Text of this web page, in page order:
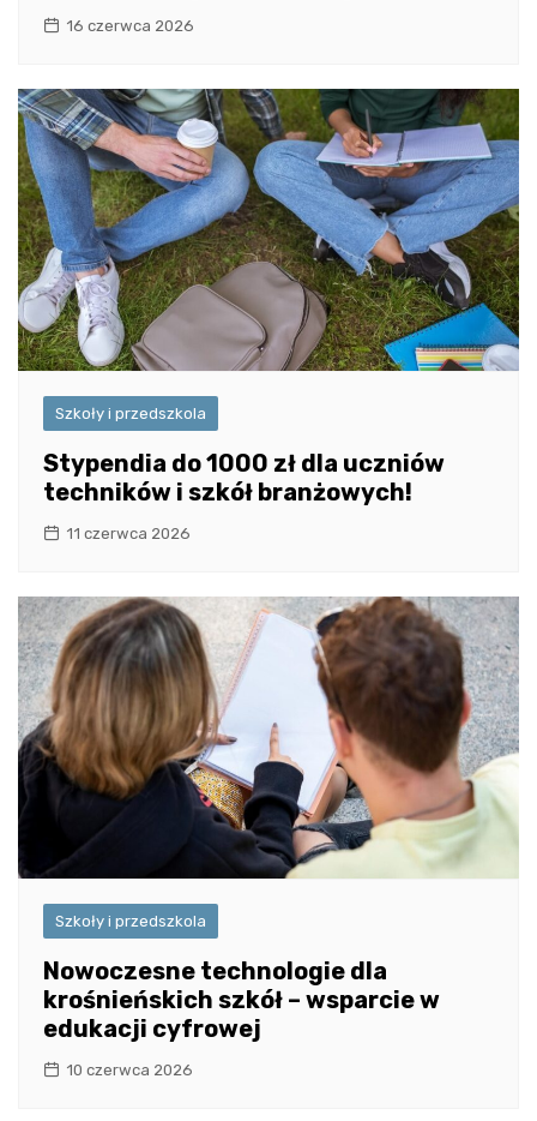
16 czerwca 2026
Szkoły i przedszkola
Stypendia do 1000 zł dla uczniów
techników i szkół branżowych!
11 czerwca 2026
Szkoły i przedszkola
Nowoczesne technologie dla
krośnieńskich szkół – wsparcie w
edukacji cyfrowej
10 czerwca 2026